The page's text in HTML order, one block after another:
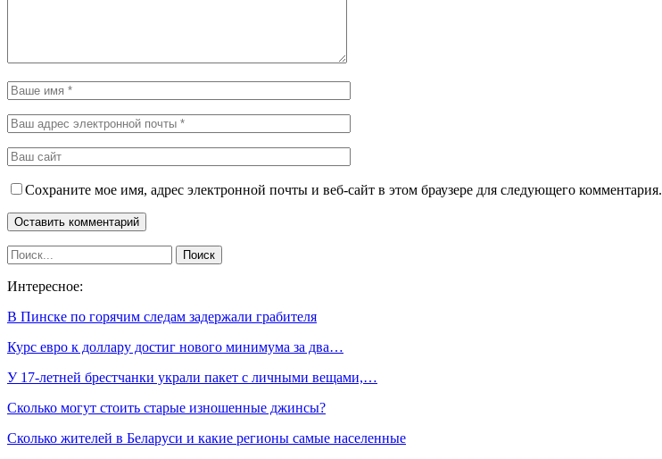
Сохраните мое имя, адрес электронной почты и веб-сайт в этом браузере для следующего комментария.
Интересное:
В Пинске по горячим следам задержали грабителя
Курс евро к доллару достиг нового минимума за два…
У 17-летней брестчанки украли пакет с личными вещами,…
Сколько могут стоить старые изношенные джинсы?
Сколько жителей в Беларуси и какие регионы самые населенные